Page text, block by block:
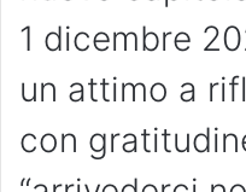
1 dicembre
un attimo a
con